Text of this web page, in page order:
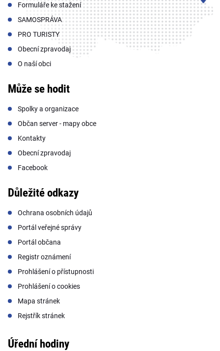
Formuláře ke stažení
SAMOSPRÁVA
PRO TURISTY
Obecní zpravodaj
O naší obci
Může se hodit
Spolky a organizace
Občan server - mapy obce
Kontakty
Obecní zpravodaj
Facebook
Důležité odkazy
Ochrana osobních údajů
Portál veřejné správy
Portál občana
Registr oznámení
Prohlášení o přístupnosti
Prohlášení o cookies
Mapa stránek
Rejstřík stránek
Úřední hodiny